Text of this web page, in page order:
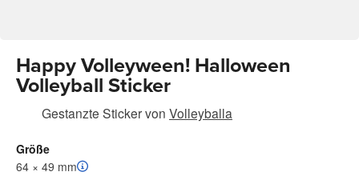
Happy Volleyween! Halloween
Volleyball Sticker
Gestanzte Stickervon Volleyballa
Größe
64 × 49 mm